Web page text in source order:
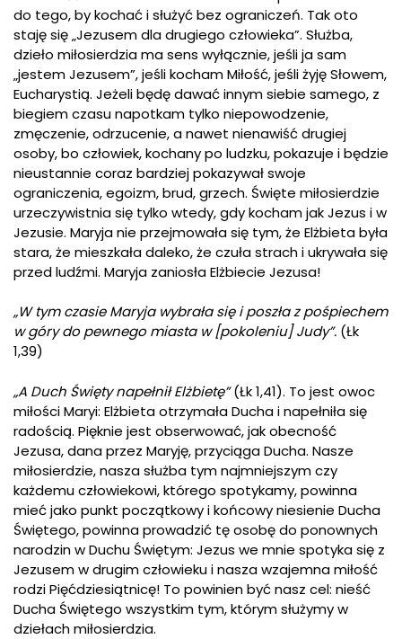
do tego, by kochać i służyć bez ograniczeń. Tak oto
staję się „Jezusem dla drugiego człowieka”. Służba,
dzieło miłosierdzia ma sens wyłącznie, jeśli ja sam
„jestem Jezusem”, jeśli kocham Miłość, jeśli żyję Słowem,
Eucharystią. Jeżeli będę dawać innym siebie samego, z
biegiem czasu napotkam tylko niepowodzenie,
zmęczenie, odrzucenie, a nawet nienawiść drugiej
osoby, bo człowiek, kochany po ludzku, pokazuje i będzie
nieustannie coraz bardziej pokazywał swoje
ograniczenia, egoizm, brud, grzech. Święte miłosierdzie
urzeczywistnia się tylko wtedy, gdy kocham jak Jezus i w
Jezusie. Maryja nie przejmowała się tym, że Elżbieta była
stara, że mieszkała daleko, że czuła strach i ukrywała się
przed ludźmi. Maryja zaniosła Elżbiecie Jezusa!
„W tym czasie Maryja wybrała się i poszła z pośpiechem
w góry do pewnego miasta w [pokoleniu] Judy”. (Łk
1,39)
„A Duch Święty napełnił Elżbietę”(Łk 1,41). To jest owoc
miłości Maryi: Elżbieta otrzymała Ducha i napełniła się
radością. Pięknie jest obserwować, jak obecność
Jezusa, dana przez Maryję, przyciąga Ducha. Nasze
miłosierdzie, nasza służba tym najmniejszym czy
każdemu człowiekowi, którego spotykamy, powinna
mieć jako punkt początkowy i końcowy niesienie Ducha
Świętego, powinna prowadzić tę osobę do ponownych
narodzin w Duchu Świętym: Jezus we mnie spotyka się z
Jezusem w drugim człowieku i nasza wzajemna miłość
rodzi Pięćdziesiątnicę! To powinien być nasz cel: nieść
Ducha Świętego wszystkim tym, którym służymy w
dziełach miłosierdzia.